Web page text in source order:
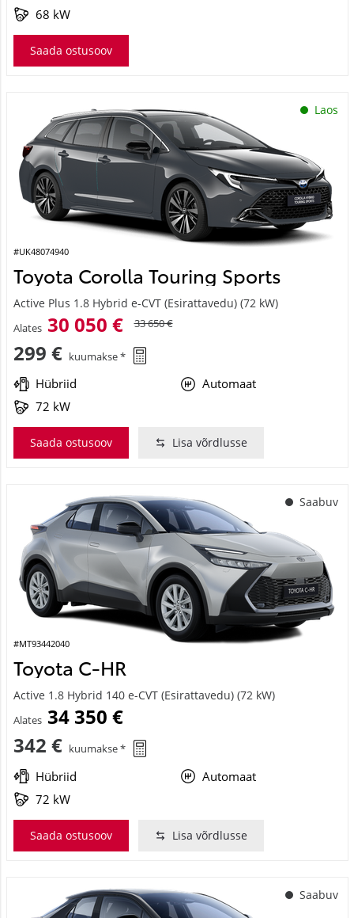
68 kW
Saada ostusoov
Laos
#UK48074940
Toyota Corolla Touring Sports
Active Plus 1.8 Hybrid e-CVT (Esirattavedu) (72 kW)
Alates 30 050 € 33 650 €
299 € kuumakse *
Hübriid
Automaat
72 kW
Saada ostusoov Lisa võrdlusse
Saabuv
#MT93442040
Toyota C-HR
Active 1.8 Hybrid 140 e-CVT (Esirattavedu) (72 kW)
Alates 34 350 €
342 € kuumakse *
Hübriid
Automaat
72 kW
Saada ostusoov Lisa võrdlusse
Saabuv